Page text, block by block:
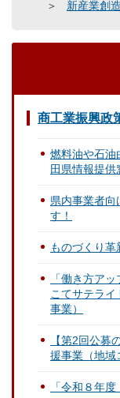
新産業創
商工業振興政
燃料油や石油
田県情報提供
県内事業者向
す！
ものづくり
「働き方ア
こてサテラ
事業）
【第2回公募
援事業（地域
「令和８年